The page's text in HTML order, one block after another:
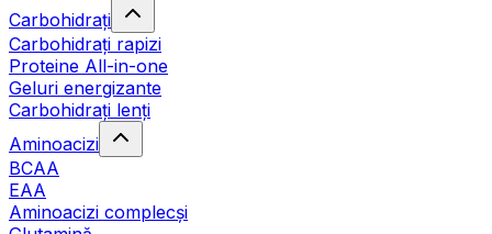
Carbohidrați
Carbohidrați rapizi
Proteine All-in-one
Geluri energizante
Carbohidrați lenți
Aminoacizi
BCAA
EAA
Aminoacizi complecși